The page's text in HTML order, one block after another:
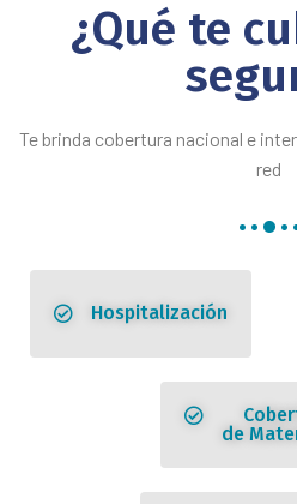
¿Qué te
Te brinda cobertura nacional e
red
Hospitalización
de